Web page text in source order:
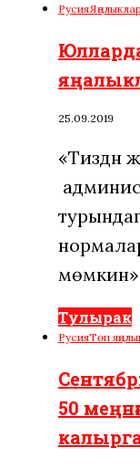
РусияЯңалыклар
Юлларда
25.09.2019
«Тиздән
Тулырак
РусияТөп
50